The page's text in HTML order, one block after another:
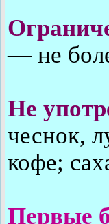
— не
Не
чеснок,
кофе;
Первые